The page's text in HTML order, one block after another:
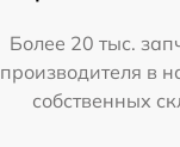
Более 20 тыс.
производителя в
собственных